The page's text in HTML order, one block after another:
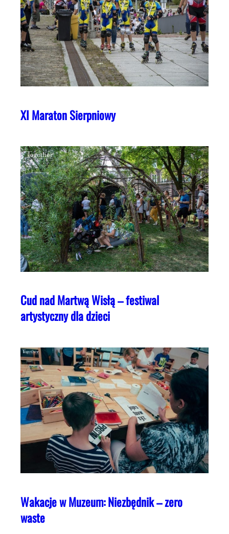
XI Maraton Sierpniowy
Cud nad Martwą Wisłą – festiwal
artystyczny dla dzieci
Wakacje w Muzeum: Niezbędnik – zero
waste